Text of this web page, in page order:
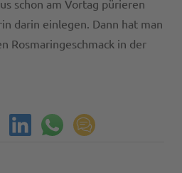
schon am Vortag pürieren
darin einlegen. Dann hat man
Rosmaringeschmack in der